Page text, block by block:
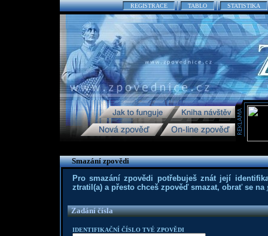
REGISTRACE TABLO STATISTIKA
Smazání zpovědi
Pro smazání zpovědi potřebuješ znát její
ztratil(a) a přesto chceš zpověď smazat, obrať se na
Zadání čísla
IDENTIFIKAČNÍ ČÍSLO TVÉ ZPOVĚDI